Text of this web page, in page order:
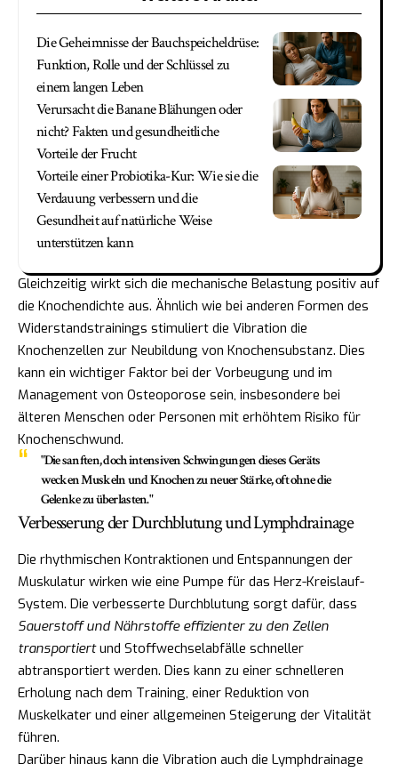
Die Geheimnisse der Bauchspeicheldrüse:
Funktion, Rolle und der Schlüssel zu
einem langen Leben
Verursacht die Banane Blähungen oder
nicht? Fakten und gesundheitliche
Vorteile der Frucht
Vorteile einer Probiotika-Kur: Wie sie die
Verdauung verbessern und die
Gesundheit auf natürliche Weise
unterstützen kann
Gleichzeitig wirkt sich die mechanische Belastung positiv auf
die Knochendichte aus. Ähnlich wie bei anderen Formen des
Widerstandstrainings stimuliert die Vibration die
Knochenzellen zur Neubildung von Knochensubstanz. Dies
kann ein wichtiger Faktor bei der Vorbeugung und im
Management von Osteoporose sein, insbesondere bei
älteren Menschen oder Personen mit erhöhtem Risiko für
Knochenschwund.
"Die sanften, doch intensiven Schwingungen dieses Geräts
wecken Muskeln und Knochen zu neuer Stärke, oft ohne die
Gelenke zu überlasten."
Verbesserung der Durchblutung und Lymphdrainage
Die rhythmischen Kontraktionen und Entspannungen der
Muskulatur wirken wie eine Pumpe für das Herz-Kreislauf-
System. Die verbesserte Durchblutung sorgt dafür, dass
Sauerstoff und Nährstoffe effizienter zu den Zellen
transportiertund Stoffwechselabfälle schneller
abtransportiert werden. Dies kann zu einer schnelleren
Erholung nach dem Training, einer Reduktion von
Muskelkater und einer allgemeinen Steigerung der Vitalität
führen.
Darüber hinaus kann die Vibration auch die Lymphdrainage